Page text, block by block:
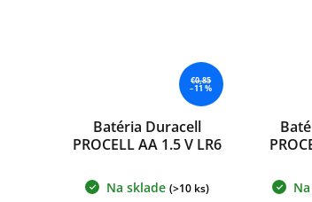
€0,85
–11 %
Batéria Duracell
PROCELL AA 1.5 V LR6
Na sklade (>10 ks)